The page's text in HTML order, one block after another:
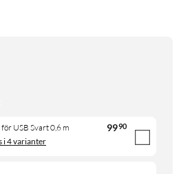
USB Svart 0,6 m 9990
i 4 varianter